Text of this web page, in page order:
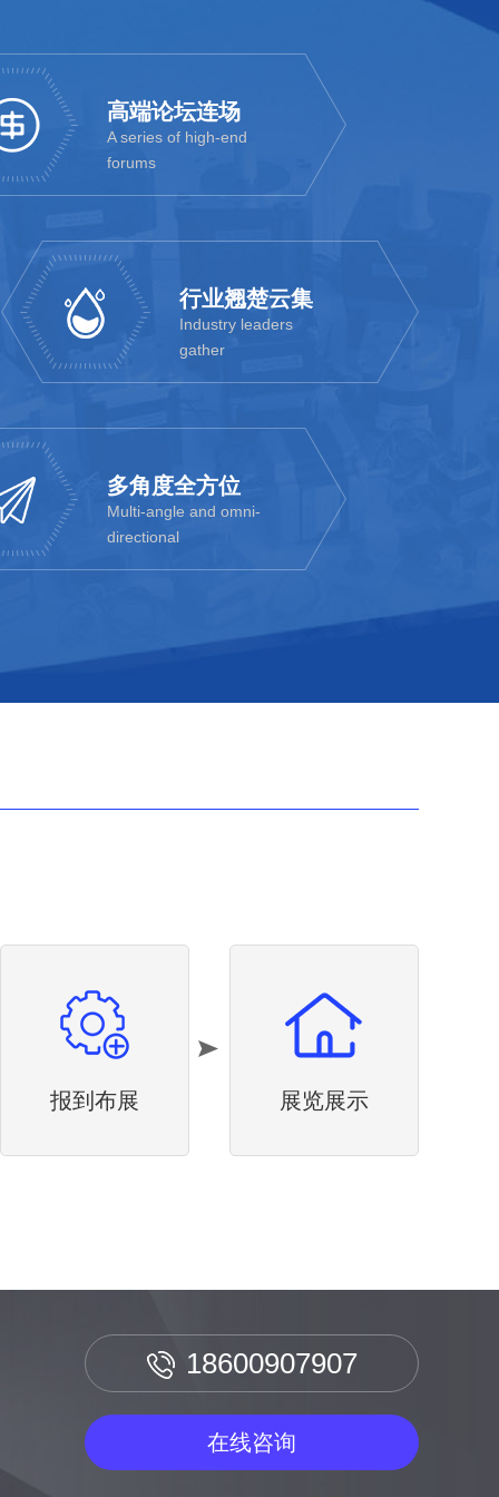
高端论坛连场
A series of high-end
forums
行业翘楚云集
Industry leaders
gather
多角度全方位
Multi-angle and omni-
directional
报到布展 展览展示
18600907907
在线咨询